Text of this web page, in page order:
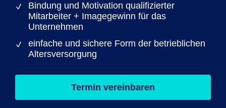
Bindung und Motivation qualifizierter
Mitarbeiter + Imagegewinn für das
Unternehmen
einfache und sichere Form der betrieblichen
Altersversorgung
Termin vereinbaren